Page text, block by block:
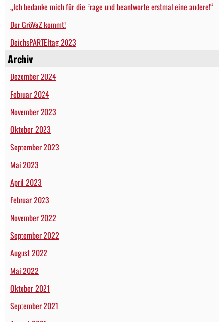
„Ich bedanke mich für die Frage und beantworte erstmal eine andere!“
Der GröVaZ kommt!
DeichsPARTEItag 2023
Archiv
Dezember 2024
Februar 2024
November 2023
Oktober 2023
September 2023
Mai 2023
April 2023
Februar 2023
November 2022
September 2022
August 2022
Mai 2022
Oktober 2021
September 2021